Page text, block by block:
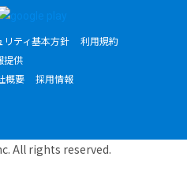
リティ基本方針
利用規約
提供
概要 採用情報
All rights reserved.